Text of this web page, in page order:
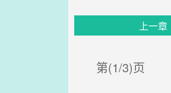
上一章
第(1/3)页